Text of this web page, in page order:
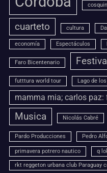
cuarteto cultura
economía Espectáculos
Faro Bicentenario
futttura world tour Lago de
mamma mia; carlos paz:
Musica Nicolás Cabré
Pardo Producciones Pedro
primavera potrero nautico q
rkt reggeton urbana club Paraguay